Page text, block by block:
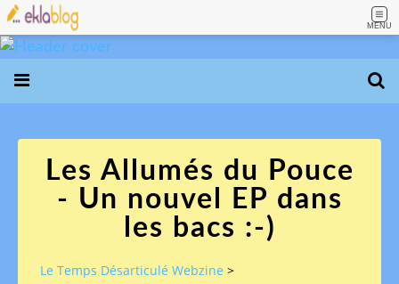
MENU
Les Allumés du Pouce
- Un nouvel EP dans
les bacs :-)
Le Temps Désarticulé Webzine >